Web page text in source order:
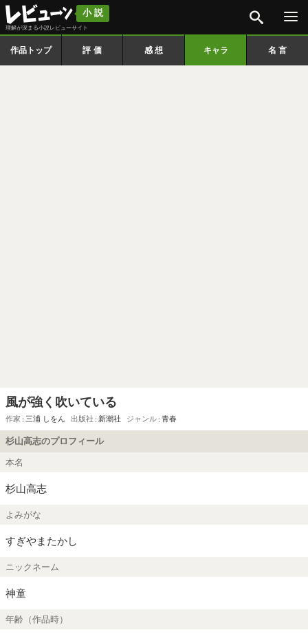
小説
理解が深まる小説レビューサイト
作品トップ 評価 感想 キャラ 名言
風が強く吹いている
作家 三浦 しをん 出版社 新潮社 ジャンル 青春
杉山高志のプロフィール
本名
杉山高志
よみがな
すぎやまたかし
ニックネーム
神童
年齢（作品時）